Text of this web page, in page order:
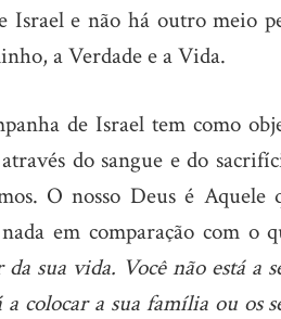
Israel e não há outro meio
a Verdade e a Vida.
de Israel tem como
do sangue e do
O nosso Deus é
em comparação com o
sua vida. Você não está
colocar a sua família ou os